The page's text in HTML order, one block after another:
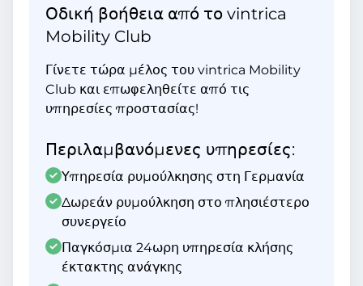
Οδική βοήθεια από το vintrica
Mobility Club
Γίνετε τώρα μέλος του vintrica Mobility
Club και επωφεληθείτε από τις
υπηρεσίες προστασίας!
Περιλαμβανόμενες υπηρεσίες:
Υπηρεσία ρυμούλκησης στη Γερμανία
Δωρεάν ρυμούλκηση στο πλησιέστερο
συνεργείο
Παγκόσμια 24ωρη υπηρεσία κλήσης
έκτακτης ανάγκης